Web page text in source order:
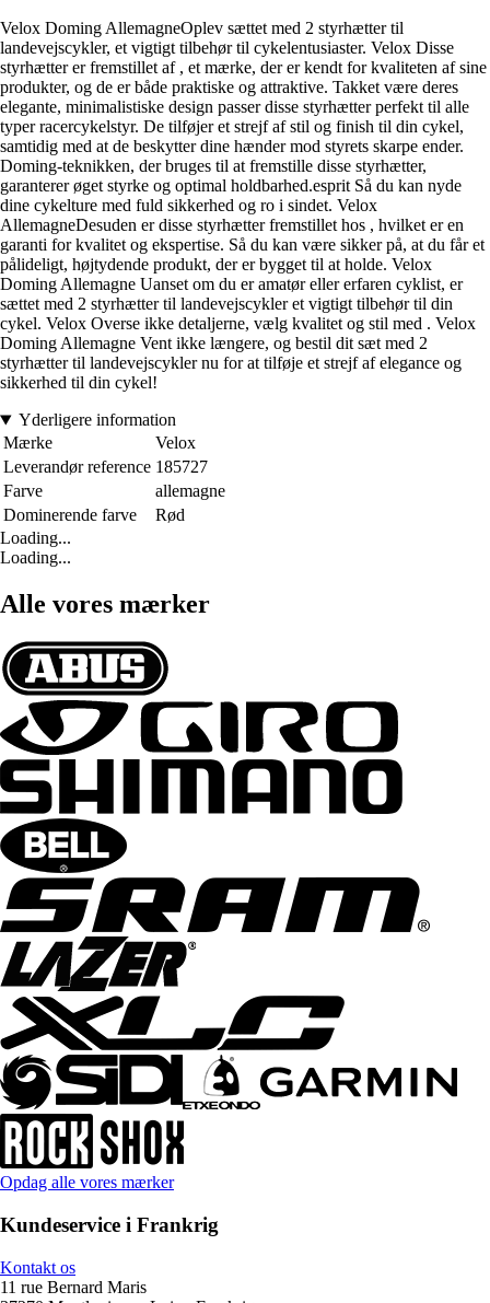
Velox Doming AllemagneOplev sættet med 2 styrhætter til
landevejscykler, et vigtigt tilbehør til cykelentusiaster. Velox Disse
styrhætter er fremstillet af , et mærke, der er kendt for kvaliteten af sine
produkter, og de er både praktiske og attraktive. Takket være deres
elegante, minimalistiske design passer disse styrhætter perfekt til alle
typer racercykelstyr. De tilføjer et strejf af stil og finish til din cykel,
samtidig med at de beskytter dine hænder mod styrets skarpe ender.
Doming-teknikken, der bruges til at fremstille disse styrhætter,
garanterer øget styrke og optimal holdbarhed.esprit Så du kan nyde
dine cykelture med fuld sikkerhed og ro i sindet. Velox
AllemagneDesuden er disse styrhætter fremstillet hos , hvilket er en
garanti for kvalitet og ekspertise. Så du kan være sikker på, at du får et
pålideligt, højtydende produkt, der er bygget til at holde. Velox
Doming Allemagne Uanset om du er amatør eller erfaren cyklist, er
sættet med 2 styrhætter til landevejscykler et vigtigt tilbehør til din
cykel. Velox Overse ikke detaljerne, vælg kvalitet og stil med . Velox
Doming Allemagne Vent ikke længere, og bestil dit sæt med 2
styrhætter til landevejscykler nu for at tilføje et strejf af elegance og
sikkerhed til din cykel!
Yderligere information
Mærke
Velox
Leverandør reference 185727
Farve
allemagne
Dominerende farve
Rød
Loading...
Loading...
Alle vores mærker
Opdag alle vores mærker
Kundeservice i Frankrig
Kontakt os
11 rue Bernard Maris